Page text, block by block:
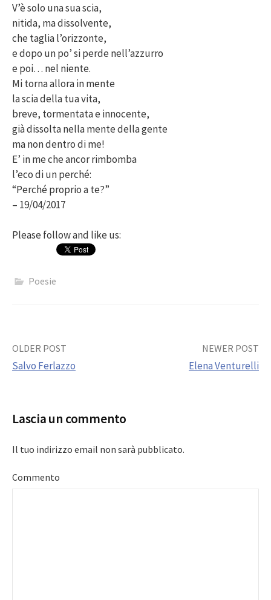
V’è solo una sua scia,
nitida, ma dissolvente,
che taglia l’orizzonte,
e dopo un po’ si perde nell’azzurro
e poi… nel niente.
Mi torna allora in mente
la scia della tua vita,
breve, tormentata e innocente,
già dissolta nella mente della gente
ma non dentro di me!
E’ in me che ancor rimbomba
l’eco di un perché:
“Perché proprio a te?”
– 19/04/2017
Please follow and like us:
Poesie
Post
OLDER POST
Salvo Ferlazzo
NEWER POST
Elena Venturelli
Lascia un commento
Il tuo indirizzo email non sarà pubblicato.
Commento